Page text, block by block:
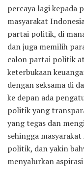
percaya lagi kepada
masyarakat
partai politik, di
dan juga memilih
calon partai politik
keterbukaan
dengan seksama di
ke depan ada
politik yang
yang tegas dan
sehingga
politik, dan yakin
menyalurkan